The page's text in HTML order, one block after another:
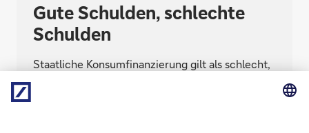
Gute Schulden, schlechte
Schulden
Staatliche Konsumfinanzierung gilt als schlecht,